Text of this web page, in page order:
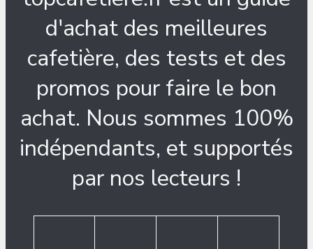
d'achat des meilleures
cafetière, des tests et des
promos pour faire le bon
achat. Nous sommes 100%
indépendants, et supportés
par nos lecteurs !